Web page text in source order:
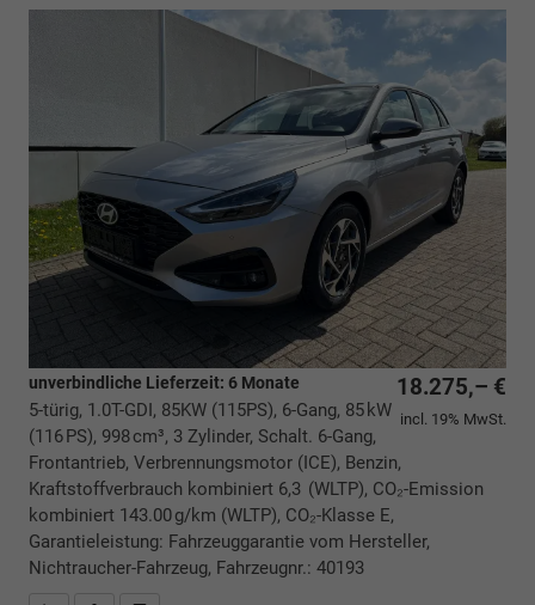
18.275,– €
incl. 19% MwSt.
unverbindliche Lieferzeit: 6 Monate
5-türig, 1.0T-GDI, 85KW (115PS), 6-Gang, 85 kW
(116 PS), 998 cm³, 3 Zylinder, Schalt. 6-Gang,
Frontantrieb, Verbrennungsmotor (ICE), Benzin,
Kraftstoffverbrauch kombiniert 6,3 (WLTP), CO₂-Emission
kombiniert 143.00 g/km (WLTP), CO₂-Klasse E,
Garantieleistung: Fahrzeuggarantie vom Hersteller,
Nichtraucher-Fahrzeug, Fahrzeugnr.: 40193